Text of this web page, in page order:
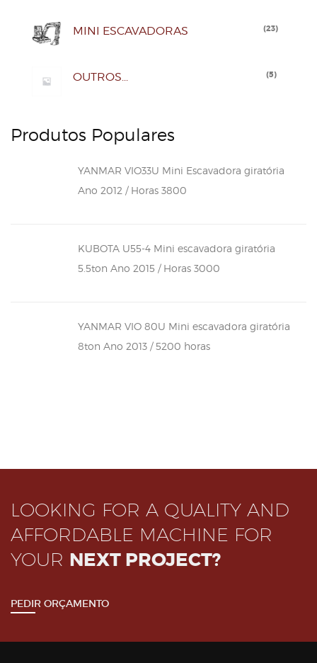
MINI ESCAVADORAS (23)
OUTROS... (5)
Produtos Populares
YANMAR VIO33U Mini Escavadora giratória
Ano 2012 / Horas 3800
KUBOTA U55-4 Mini escavadora giratória
5.5ton Ano 2015 / Horas 3000
YANMAR VIO 80U Mini escavadora giratória
8ton Ano 2013 / 5200 horas
LOOKING FOR A QUALITY AND
AFFORDABLE MACHINE FOR
YOUR NEXT PROJECT?
PEDIR ORÇAMENTO